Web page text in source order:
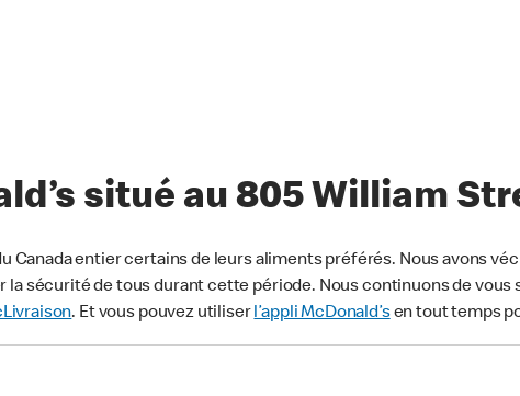
situé au 805 William
Canada entier certains de leurs aliments préférés. Nous avons
la sécurité de tous durant cette période. Nous continuons de
. Et vous pouvez utiliserl’appli McDonald’sen tout temps